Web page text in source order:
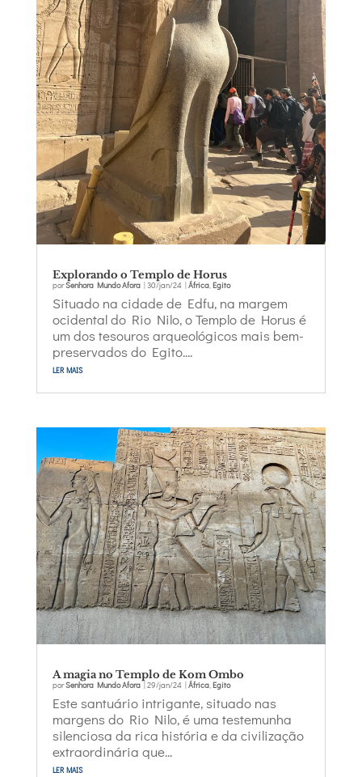
Explorando o Templo de Horus
porSenhora Mundo Afora| 30/jan/24| África, Egito
Situado na cidade de Edfu, na margem
ocidental do Rio Nilo, o Templo de Horus é
um dos tesouros arqueológicos mais bem-
preservados do Egito....
ler mais
A magia no Templo de Kom Ombo
porSenhora Mundo Afora| 29/jan/24| África, Egito
Este santuário intrigante, situado nas
margens do Rio Nilo, é uma testemunha
silenciosa da rica história e da civilização
extraordinária que...
ler mais